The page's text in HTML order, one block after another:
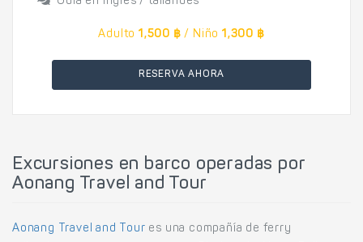
Adulto 1,500 ฿ / Niño 1,300 ฿
RESERVA AHORA
Excursiones en barco operadas por
Aonang Travel and Tour
Aonang Travel and Tour es una compañía de ferry